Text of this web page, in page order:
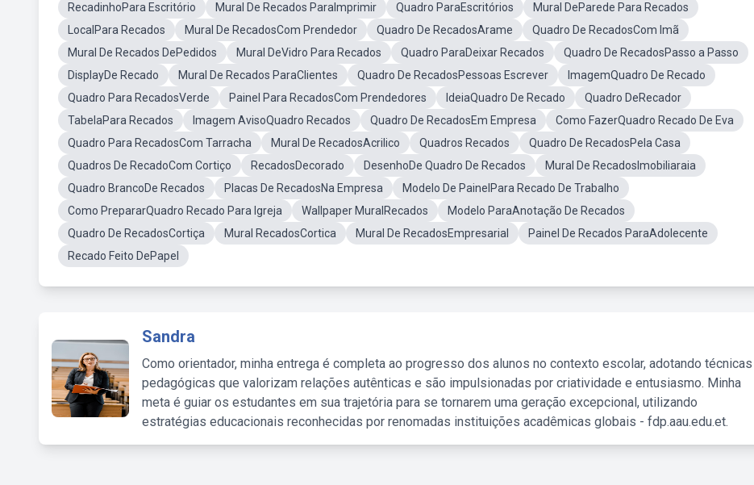
RecadinhoPara Escritório
Mural De Recados ParaImprimir Quadro ParaEscritórios
Mural DeParede Para Recados
LocalPara Recados
Mural De RecadosCom Prendedor Quadro De RecadosArame
Quadro De RecadosCom Imã
Mural De Recados DePedidos
Mural DeVidro Para Recados Quadro ParaDeixar Recados
Quadro De RecadosPasso a Passo
DisplayDe Recado
Mural De Recados ParaClientes Quadro De RecadosPessoas Escrever
ImagemQuadro De Recado
Quadro Para RecadosVerde
Painel Para RecadosCom Prendedores IdeiaQuadro De Recado
Quadro DeRecador
TabelaPara Recados
Imagem AvisoQuadro Recados Quadro De RecadosEm Empresa
Como FazerQuadro Recado De Eva
Quadro Para RecadosCom Tarracha
Mural De RecadosAcrilico Quadros Recados
Quadro De RecadosPela Casa
Quadros De RecadoCom Cortiço
RecadosDecorado DesenhoDe Quadro De Recados
Mural De RecadosImobiliaraia
Quadro BrancoDe Recados
Placas De RecadosNa Empresa
Modelo De PainelPara Recado De Trabalho
Como PrepararQuadro Recado Para Igreja
Wallpaper MuralRecados
Modelo ParaAnotação De Recados
Quadro De RecadosCortiça
Mural RecadosCortica Mural De RecadosEmpresarial
Painel De Recados ParaAdolecente
Recado Feito DePapel
Sandra
Como orientador, minha entrega é completa ao progresso dos alunos no contexto escolar, adotando técnicas
pedagógicas que valorizam relações autênticas e são impulsionadas por criatividade e entusiasmo. Minha
meta é guiar os estudantes em sua trajetória para se tornarem uma geração excepcional, utilizando
estratégias educacionais reconhecidas por renomadas instituições acadêmicas globais - fdp.aau.edu.et.